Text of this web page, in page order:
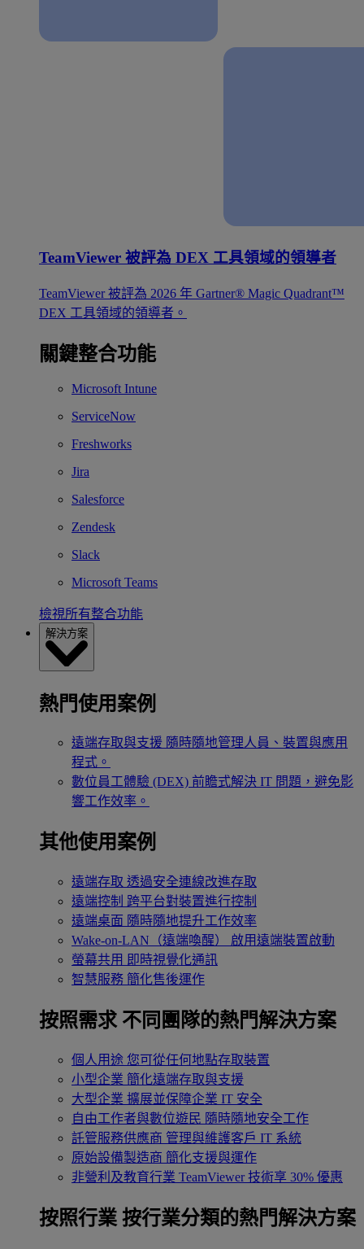
TeamViewer 被評為 DEX 工具領域的領導者
TeamViewer 被評為 2026 年 Gartner® Magic Quadrant™
DEX 工具領域的領導者。
關鍵整合功能
Microsoft Intune
ServiceNow
Freshworks
Jira
Salesforce
Zendesk
Slack
Microsoft Teams
檢視所有整合功能
解決方案
熱門使用案例
遠端存取與支援 隨時隨地管理人員、裝置與應用
程式。
數位員工體驗 (DEX) 前瞻式解決 IT 問題，避免影
響工作效率。
其他使用案例
遠端存取 透過安全連線改進存取
遠端控制 跨平台對裝置進行控制
遠端桌面 隨時隨地提升工作效率
Wake-on-LAN（遠端喚醒）
啟用遠端裝置啟動
螢幕共用 即時視覺化通訊
智慧服務 簡化售後運作
按照需求 不同團隊的熱門解決方案
個人用途 您可從任何地點存取裝置
小型企業 簡化遠端存取與支援
大型企業 擴展並保障企業 IT 安全
自由工作者與數位遊民 隨時隨地安全工作
託管服務供應商 管理與維護客戶 IT 系統
原始設備製造商 簡化支援與運作
非營利及教育行業 TeamViewer 技術享 30% 優惠
按照行業 按行業分類的熱門解決方案